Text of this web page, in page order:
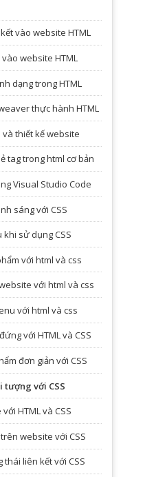
vào website HTML
website HTML
dạng trong HTML
thực hành HTML
thiết kế website
tag trong html cơ bản
Visual Studio Code
sáng với CSS
khi sử dụng CSS
với html và css
với html và css
với html và css
với HTML và CSS
đơn giản với CSS
với CSS
HTML và CSS
website với CSS
thái liên kết với CSS